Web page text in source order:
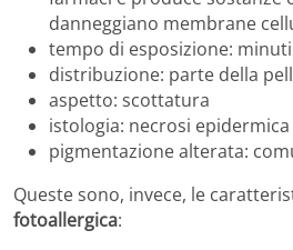
danneggiano membrane
tempo di esposizione:
distribuzione: parte della
aspetto: scottatura
istologia: necrosi epidermica
pigmentazione alterata:
Queste sono, invece, le
fotoallergica: